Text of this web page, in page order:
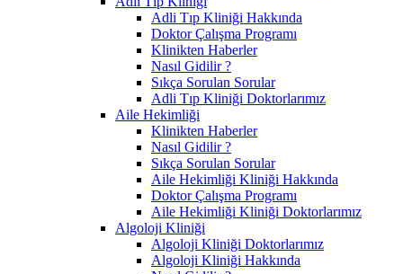
Adli Tıp Kliniği Hakkında
Doktor Çalışma Programı
Klinikten Haberler
Nasıl Gidilir ?
Sıkça Sorulan Sorular
Adli Tıp Kliniği Doktorlarımız
Aile Hekimliği
Klinikten Haberler
Nasıl Gidilir ?
Sıkça Sorulan Sorular
Aile Hekimliği Kliniği Hakkında
Doktor Çalışma Programı
Aile Hekimliği Kliniği Doktorlarımız
Algoloji Kliniği
Algoloji Kliniği Doktorlarımız
Algoloji Kliniği Hakkında